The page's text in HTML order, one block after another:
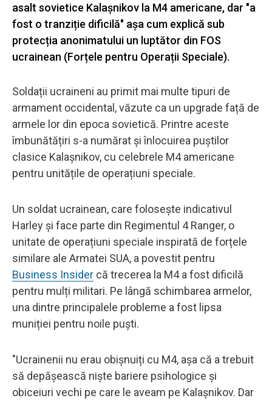
asalt sovietice Kalașnikov la M4 americane, dar "a
fost o tranziție dificilă" așa cum explică sub
protecția anonimatului un luptător din FOS
ucrainean (Forțele pentru Operații Speciale).
Soldații ucraineni au primit mai multe tipuri de
armament occidental, văzute ca un upgrade față de
armele lor din epoca sovietică. Printre aceste
îmbunătățiri s-a numărat și înlocuirea puștilor
clasice Kalașnikov, cu celebrele M4 americane
pentru unitățile de operațiuni speciale.
Un soldat ucrainean, care folosește indicativul
Harley și face parte din Regimentul 4 Ranger, o
unitate de operațiuni speciale inspirată de forțele
similare ale Armatei SUA, a povestit pentru
Business Insider că trecerea la M4 a fost dificilă
pentru mulți militari. Pe lângă schimbarea armelor,
una dintre principalele probleme a fost lipsa
muniției pentru noile puști.
"Ucrainenii nu erau obișnuiți cu M4, așa că a trebuit
să depășească niște bariere psihologice și
obiceiuri vechi pe care le aveam pe Kalașnikov. Dar